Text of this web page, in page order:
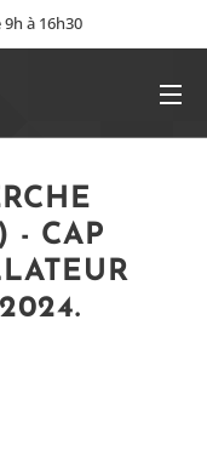
à 16h30
- CAP
🪚